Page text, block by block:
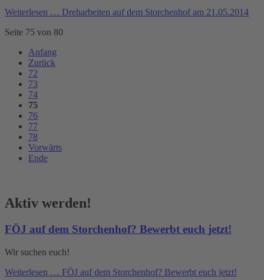
Weiterlesen … Dreharbeiten auf dem Storchenhof am 21.05.2014
Seite 75 von 80
Anfang
Zurück
72
73
74
75
76
77
78
Vorwärts
Ende
Aktiv werden!
FÖJ auf dem Storchenhof? Bewerbt euch jetzt!
Wir suchen euch!
Weiterlesen … FÖJ auf dem Storchenhof? Bewerbt euch jetzt!